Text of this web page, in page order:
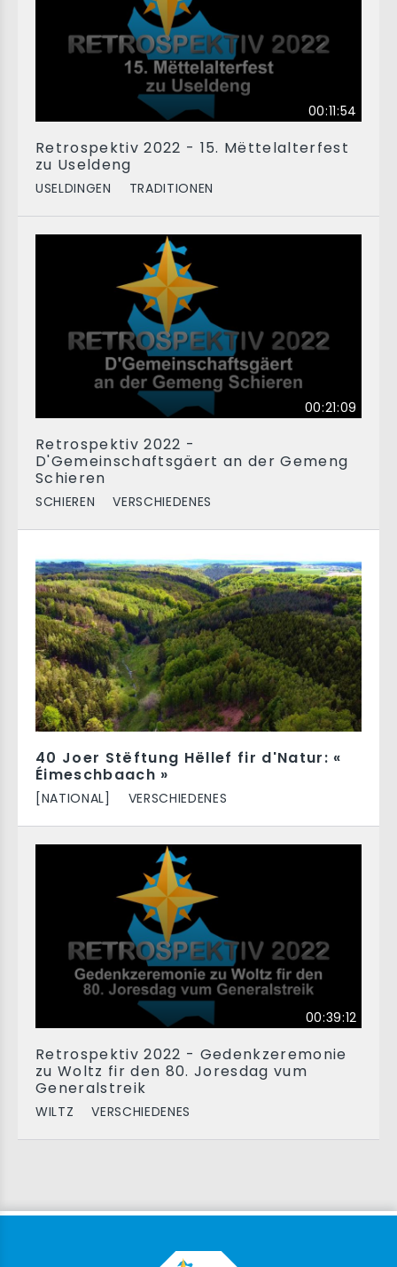
00:11:54
Retrospektiv 2022 - 15. Mëttelalterfest
zu Useldeng
USELDINGEN TRADITIONEN
00:21:09
Retrospektiv 2022 -
D'Gemeinschaftsgäert an der Gemeng
Schieren
SCHIEREN VERSCHIEDENES
40 Joer Stëftung Hëllef fir d'Natur: «
Éimeschbaach »
[NATIONAL] VERSCHIEDENES
00:39:12
Retrospektiv 2022 - Gedenkzeremonie
zu Woltz fir den 80. Joresdag vum
Generalstreik
WILTZ VERSCHIEDENES